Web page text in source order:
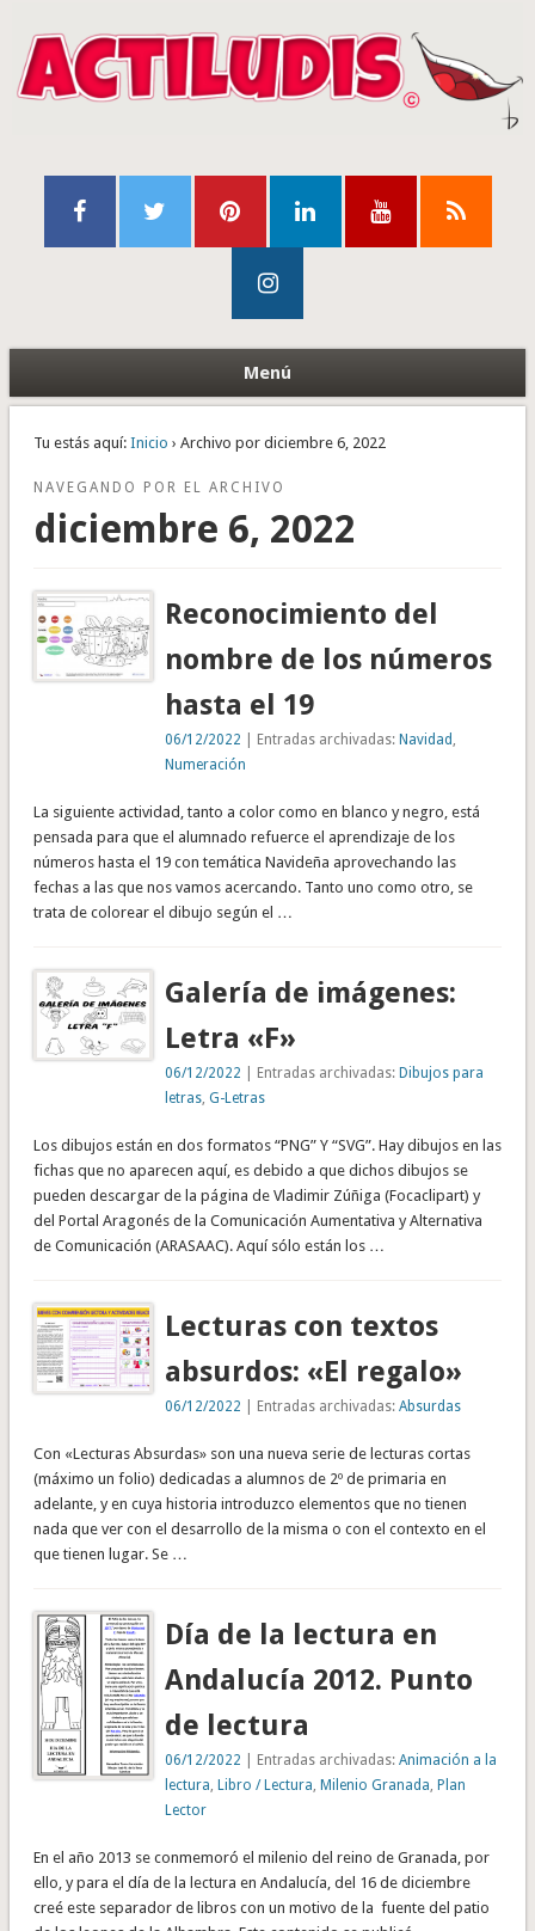
Menú
Tu estás aquí: Inicio › Archivo por diciembre 6, 2022
NAVEGANDO POR EL ARCHIVO
diciembre 6, 2022
Reconocimiento del
nombre de los números
hasta el 19
06/12/2022 | Entradas archivadas:Navidad
Numeración
La siguiente actividad, tanto a color como en blanco y negro, está
pensada para que el alumnado refuerce el aprendizaje de los
números hasta el 19 con temática Navideña aprovechando las
fechas a las que nos vamos acercando. Tanto uno como otro, se
trata de colorear el dibujo según el …
Galería de imágenes:
Letra «F»
06/12/2022 | Entradas archivadas:Dibujos para
letras ,G-Letras
Los dibujos están en dos formatos “PNG” Y “SVG”. Hay dibujos en las
fichas que no aparecen aquí, es debido a que dichos dibujos se
pueden descargar de la página de Vladimir Zúñiga (Focaclipart) y
del Portal Aragonés de la Comunicación Aumentativa y Alternativa
de Comunicación (ARASAAC). Aquí sólo están los …
Lecturas con textos
absurdos: «El regalo»
06/12/2022 | Entradas archivadas:Absurdas
Con «Lecturas Absurdas» son una nueva serie de lecturas cortas
(máximo un folio) dedicadas a alumnos de 2º de primaria en
adelante, y en cuya historia introduzco elementos que no tienen
nada que ver con el desarrollo de la misma o con el contexto en el
que tienen lugar. Se …
Día de la lectura en
Andalucía 2012. Punto
de lectura
06/12/2022 | Entradas archivadas:Animación a la
lectura ,Libro / Lectura ,Milenio Granada ,Plan
Lector
En el año 2013 se conmemoró el milenio del reino de Granada, por
ello, y para el día de la lectura en Andalucía, del 16 de diciembre
creé este separador de libros con un motivo de la fuente del patio